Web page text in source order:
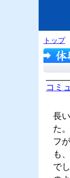
トップ
コミ
長
た
フ
も
で